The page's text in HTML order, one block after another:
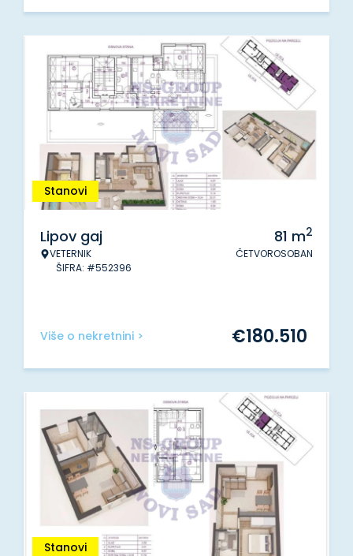
Stanovi
Lipov gaj
VETERNIK
ŠIFRA: #552396
81 m2
ČETVOROSOBAN
Više o nekretnini > €180.510
Stanovi